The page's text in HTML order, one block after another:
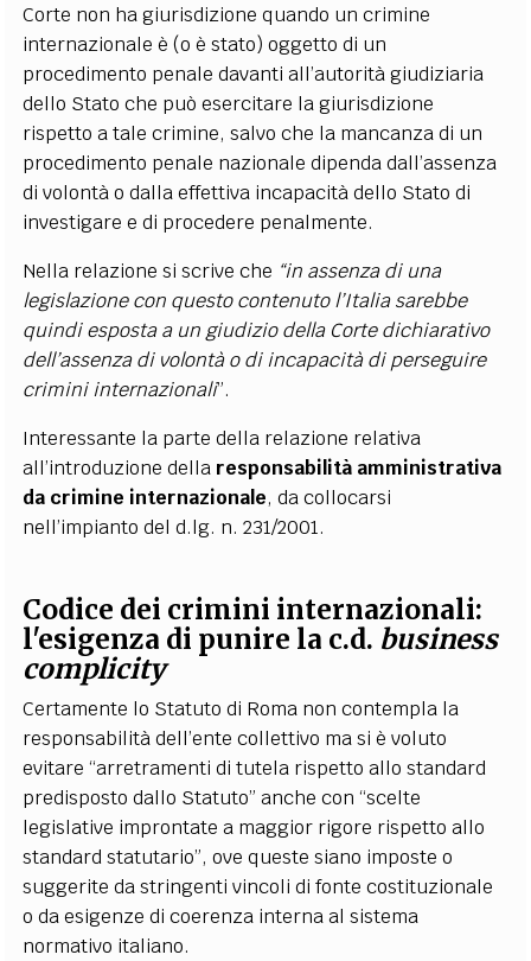
Corte non ha giurisdizione quando un crimine
internazionale è (o è stato) oggetto di un
procedimento penale davanti all’autorità giudiziaria
dello Stato che può esercitare la giurisdizione
rispetto a tale crimine, salvo che la mancanza di un
procedimento penale nazionale dipenda dall’assenza
di volontà o dalla effettiva incapacità dello Stato di
investigare e di procedere penalmente.
Nella relazione si scrive che “in assenza di una
legislazione con questo contenuto l’Italia sarebbe
quindi esposta a un giudizio della Corte dichiarativo
dell’assenza di volontà o di incapacità di perseguire
crimini internazionali”.
Interessante la parte della relazione relativa
all’introduzione della responsabilità amministrativa
da crimine internazionale, da collocarsi
nell’impianto del d.lg. n. 231/2001.
Codice dei crimini internazionali:
l'esigenza di punire la c.d. business
complicity
Certamente lo Statuto di Roma non contempla la
responsabilità dell’ente collettivo ma si è voluto
evitare “arretramenti di tutela rispetto allo standard
predisposto dallo Statuto” anche con “scelte
legislative improntate a maggior rigore rispetto allo
standard statutario”, ove queste siano imposte o
suggerite da stringenti vincoli di fonte costituzionale
o da esigenze di coerenza interna al sistema
normativo italiano.